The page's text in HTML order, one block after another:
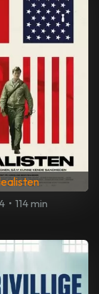
• 114 min